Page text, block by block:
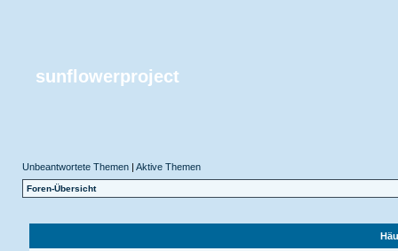
sunflowerproject
Unbeantwortete Themen| Aktive Themen
Foren-Übersicht